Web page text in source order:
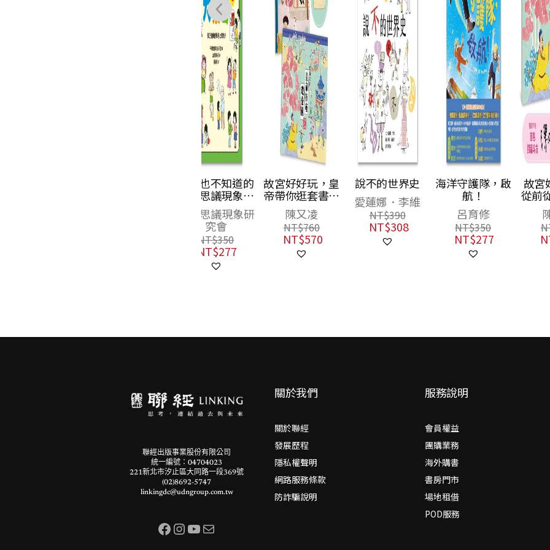
故宮好好玩，皇
帝帶你逛套書組
（《從前從前皇
帝有座動物園》
+《從前從前皇
帝有座遊樂
園》，附贈限量
【有貓就給過】
陳又凌
NT$
NT$
說不的世界史
愛蓮娜．李維
NT$
NT$
海洋守護隊，啟
航！
呂育修
NT$
故宮好好玩2：
從前從前皇帝有
座遊樂園（聯經
官網獨家，附贈
作者親簽【春到
斗方】一張）
陳又凌
NT$
NT$
聯經出版事業股份有限公司
統一編號：04704023
221新北市汐止區大同路一段369號
(02)8692-5747
linkingdc@udngroup.com.tw
Facebook InstagramYouTube 電子郵件
關於我們
關於聯經
發展歷程
隱私權聲明
網路服務條款
防詐騙說明
服務說明
會員權益
團購業務
海外購書
書房門市
場地租借
POD服務